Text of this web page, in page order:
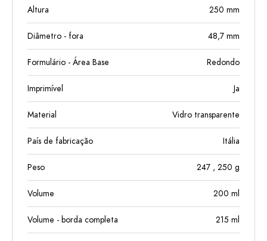
Altura 250 mm
Diâmetro - fora 48,7 mm
Formulário - Área Base Redondo
Imprimível Ja
Material Vidro transparente
País de fabricação Itália
Peso 247 , 250 g
Volume 200 ml
Volume - borda completa 215 ml